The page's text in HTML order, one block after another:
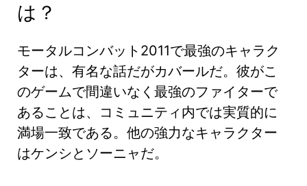
は？
モータルコンバット2011で最強のキャラク
ターは、有名な話だがカバールだ。彼がこ
のゲームで間違いなく最強のファイターで
あることは、コミュニティ内では実質的に
満場一致である。他の強力なキャラクター
はケンシとソーニャだ。